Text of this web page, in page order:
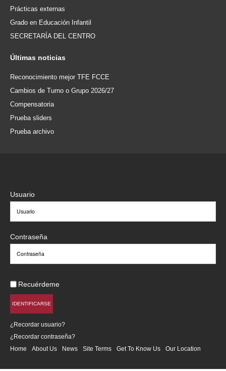
Prácticas externas
Grado en Educación Infantil
SECRETARÍA DEL CENTRO
Últimas noticias
Reconocimiento mejor TFE FCCE
Cambios de Turno o Grupo 2026/27
Compensatoria
Prueba sliders
Prueba archivo
Usuario
Contraseña
Recuérdeme
IDENTIFICARSE
¿Recordar usuario?
¿Recordar contraseña?
Home
About Us News Site Terms Get To Know Us Our Location